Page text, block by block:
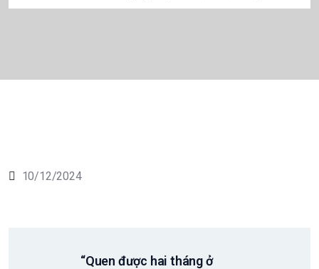
10/12/2024
“Quen được hai tháng ở